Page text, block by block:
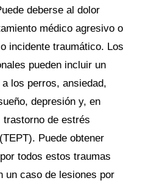
deberse al dolor
médico agresivo o
incidente traumático. Los
pueden incluir un
los perros, ansiedad,
depresión y, en
de estrés
Puede obtener
todos estos traumas
un caso de lesiones por